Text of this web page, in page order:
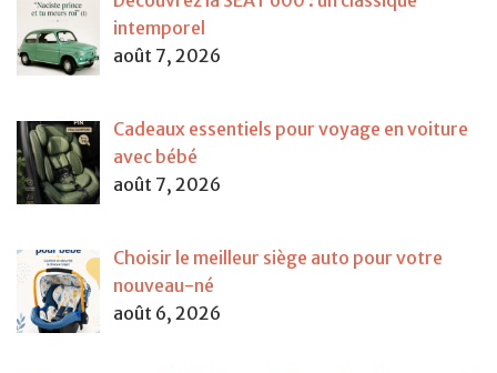
intemporel
août 7, 2026
Cadeaux essentiels pour voyage en voiture
avec bébé
août 7, 2026
Choisir le meilleur siège auto pour votre
nouveau-né
août 6, 2026